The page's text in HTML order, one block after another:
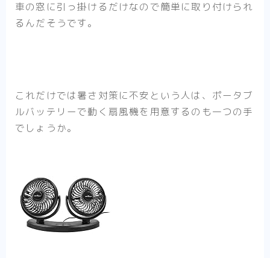
車の窓に引っ掛けるだけなので簡単に取り付けられ
るんだそうです。
これだけでは暑さ対策に不安という人は、ポータブ
ルバッテリーで動く扇風機を用意するのも一つの手
でしょうか。